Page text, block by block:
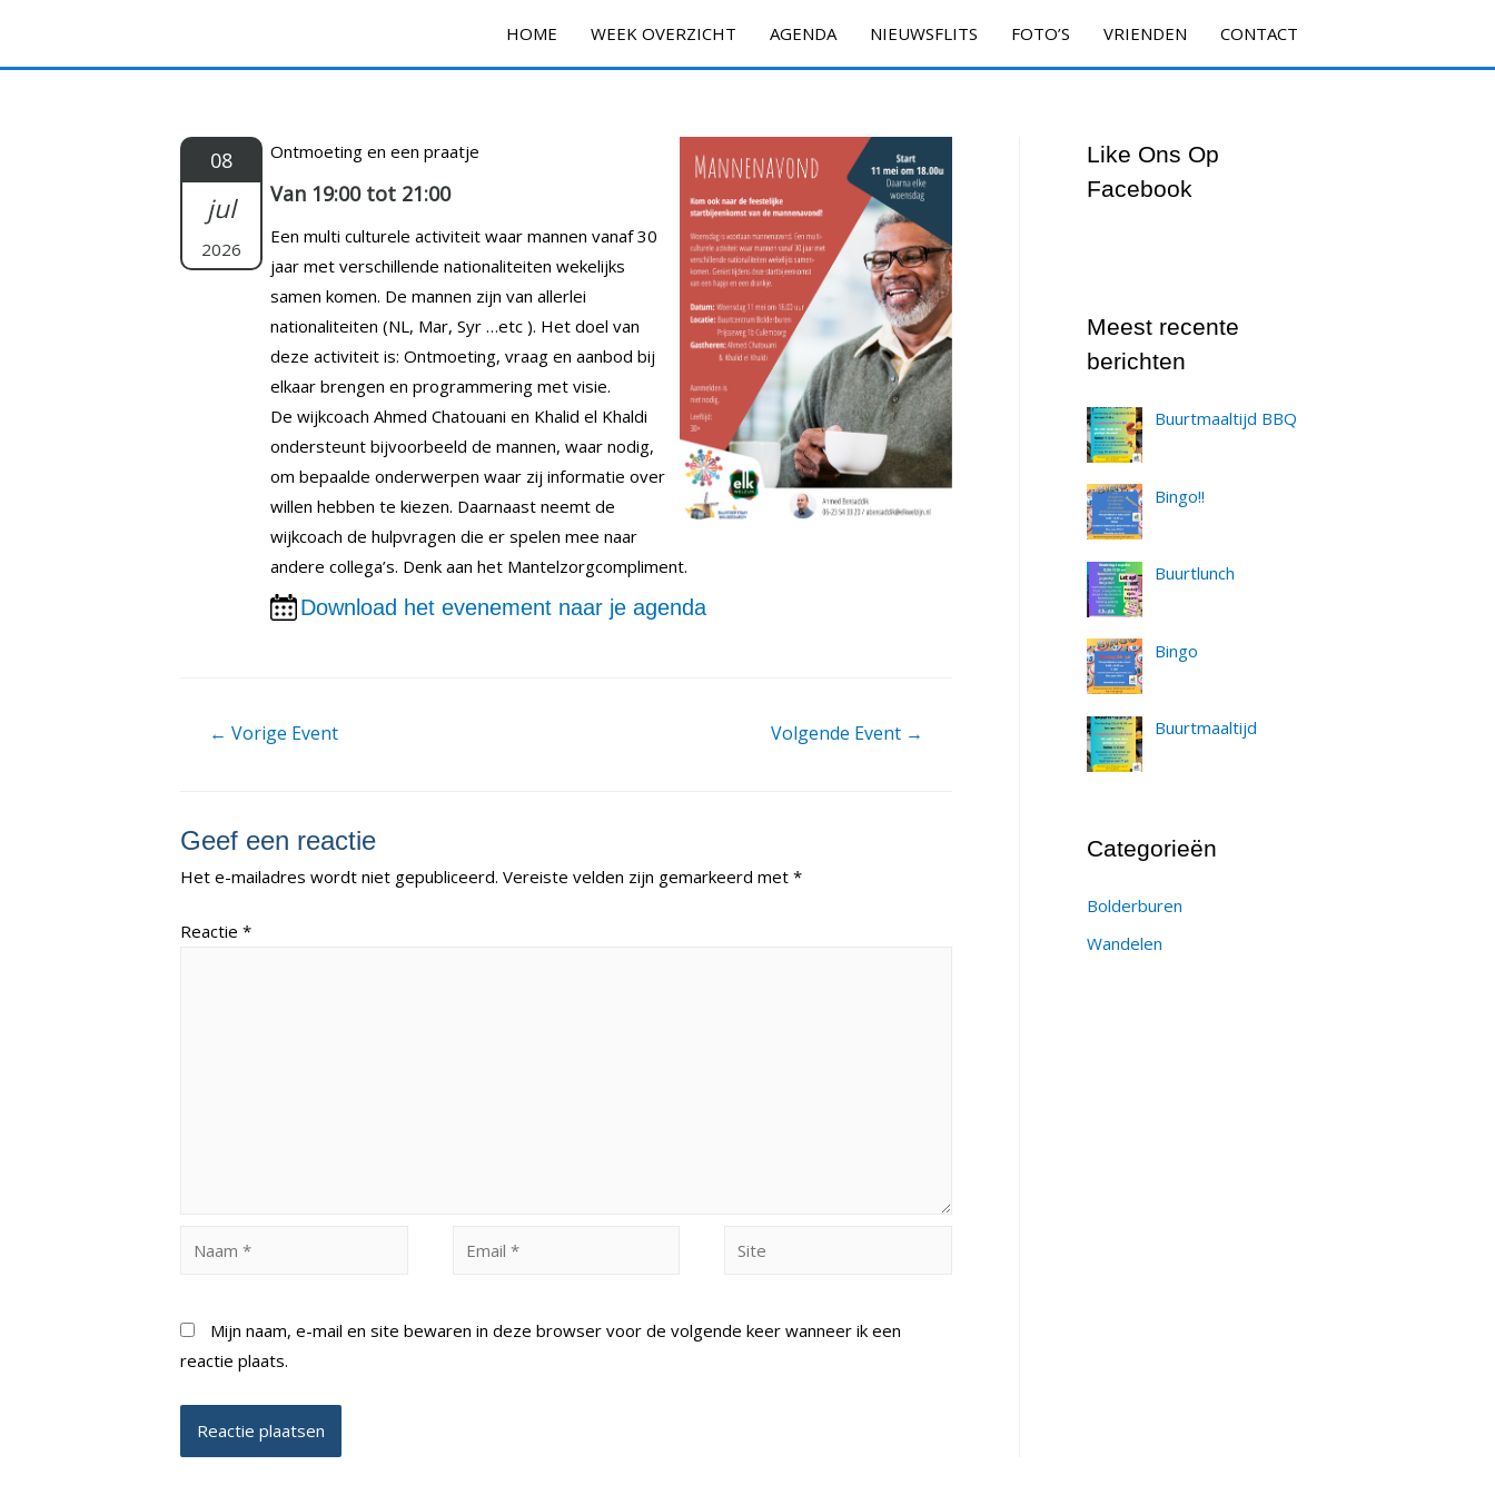
inhoud
HOME WEEK OVERZICHT AGENDA NIEUWSFLITS FOTO’S VRIENDEN CONTACT
08
jul
2026
Ontmoeting en een praatje
Van 19:00 tot 21:00
Een multi culturele activiteit waar mannen vanaf 30
jaar met verschillende nationaliteiten wekelijks
samen komen. De mannen zijn van allerlei
nationaliteiten (NL, Mar, Syr …etc ). Het doel van
deze activiteit is: Ontmoeting, vraag en aanbod bij
elkaar brengen en programmering met visie.
De wijkcoach Ahmed Chatouani en Khalid el Khaldi
ondersteunt bijvoorbeeld de mannen, waar nodig,
om bepaalde onderwerpen waar zij informatie over
willen hebben te kiezen. Daarnaast neemt de
wijkcoach de hulpvragen die er spelen mee naar
andere collega’s. Denk aan het Mantelzorgcompliment.
Download het evenement naar je agenda
Berichtnavigatie
← Vorige Event Volgende Event →
Geef een reactie
Het e-mailadres wordt niet gepubliceerd. Vereiste velden zijn gemarkeerd met *
Reactie *
Mijn naam, e-mail en site bewaren in deze browser voor de volgende keer wanneer ik een
reactie plaats.
Like Ons Op
Facebook
Meest recente
berichten
Buurtmaaltijd BBQ
Bingo!!
Buurtlunch
Bingo
Buurtmaaltijd
Categorieën
Bolderburen
Wandelen